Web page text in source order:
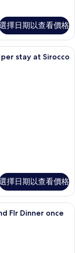
擇日期以查看價格
及棉床單、高級寢具、客
stay at Sirocco
擇日期以查看價格
及棉床單、高級寢具、客
Flr Dinner once